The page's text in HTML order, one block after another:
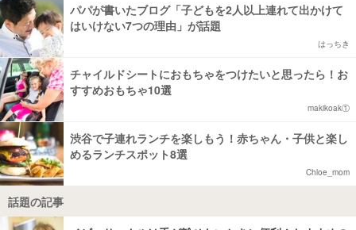
パパが書いたブログ「子どもを2人以上連れて出かけて
はいけない7つの理由」が話題
はっちき
チャイルドシートにおもちゃをつけたいと思ったら！お
すすめおもちゃ10選
makikoak①
渋谷で子連れランチを楽しもう！赤ちゃん・子供と楽し
めるランチスポット8選
Chloe_mom
話題の記事